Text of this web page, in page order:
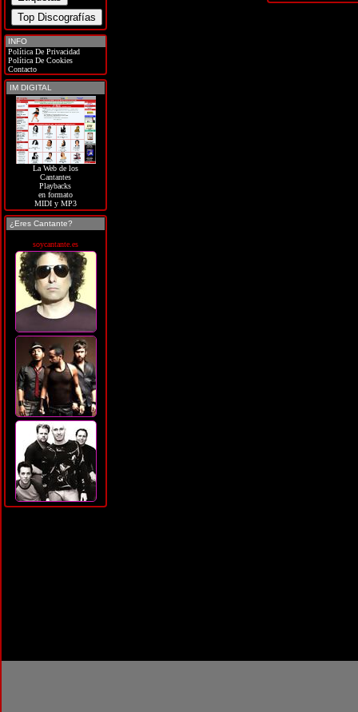
INFO
Política De Privacidad
Política De Cookies
Contacto
IM DIGITAL
La Web de los
Cantantes
Playbacks
en formato
MIDI y MP3
¿Eres Cantante?
soycantante.es